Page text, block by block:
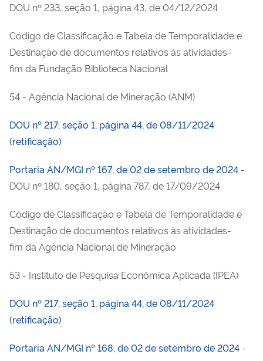
DOU nº 233, seção 1, página 43, de 04/12/2024
Código de Classificação e Tabela de Temporalidade e
Destinação de documentos relativos às atividades-
fim da Fundação Biblioteca Nacional
54 - Agência Nacional de Mineração (ANM)
DOU nº 217, seção 1, página 44, de 08/11/2024
(retificação)
Portaria AN/MGI nº 167, de 02 de setembro de 2024 -
DOU nº 180, seção 1, página 787, de 17/09/2024
Código de Classificação e Tabela de Temporalidade e
Destinação de documentos relativos às atividades-
fim da Agência Nacional de Mineração
53 - Instituto de Pesquisa Econômica Aplicada (IPEA)
DOU nº 217, seção 1, página 44, de 08/11/2024
(retificação)
Portaria AN/MGI nº 168, de 02 de setembro de 2024 -